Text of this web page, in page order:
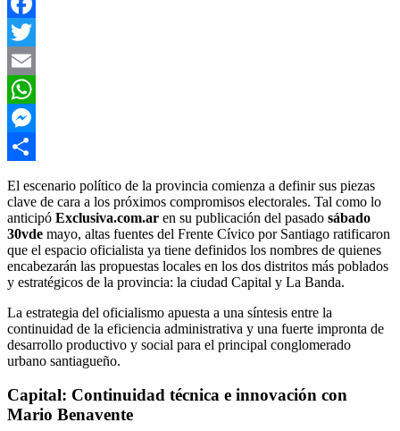
Facebook
Twitter
Email
WhatsApp
Messenger
​El escenario político de la provincia comienza a definir sus piezas
clave de cara a los próximos compromisos electorales. Tal como lo
anticipó Exclusiva.com.ar en su publicación del pasado sábado
30vde mayo, altas fuentes del Frente Cívico por Santiago ratificaron
que el espacio oficialista ya tiene definidos los nombres de quienes
encabezarán las propuestas locales en los dos distritos más poblados
y estratégicos de la provincia: la ciudad Capital y La Banda.
​La estrategia del oficialismo apuesta a una síntesis entre la
continuidad de la eficiencia administrativa y una fuerte impronta de
desarrollo productivo y social para el principal conglomerado
urbano santiagueño.
​Capital: Continuidad técnica e innovación con
Mario Benavente